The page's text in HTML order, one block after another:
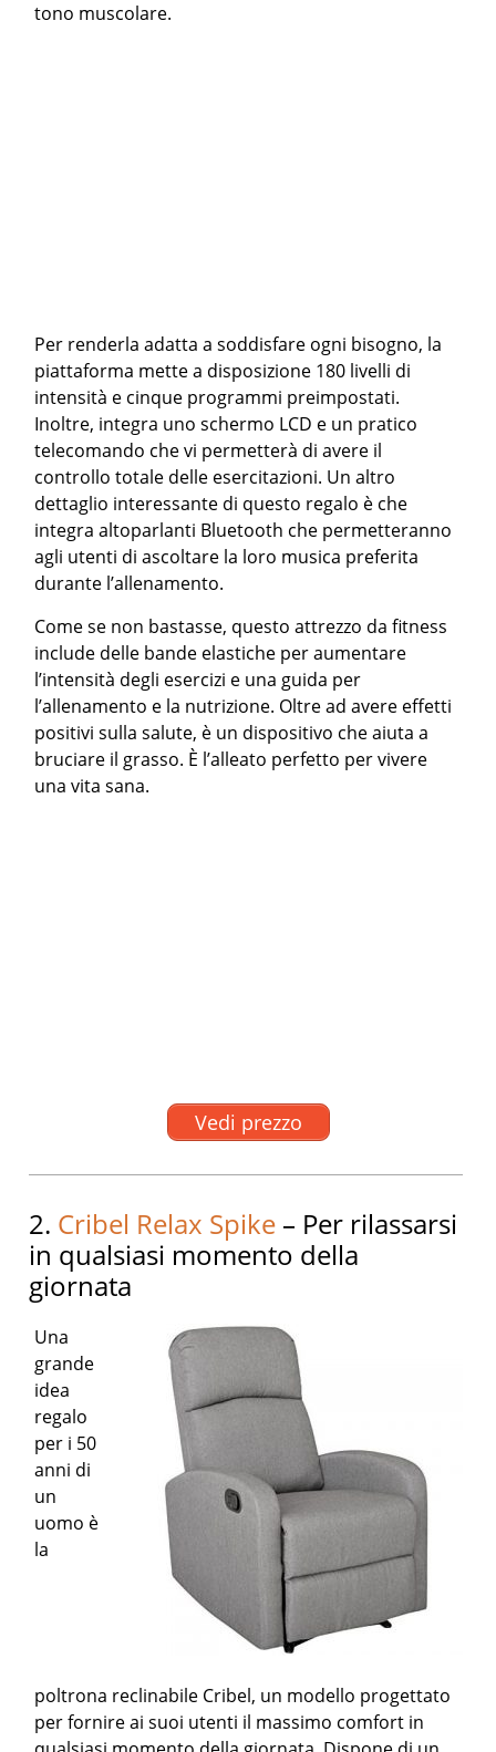
tono muscolare.
Per renderla adatta a soddisfare ogni bisogno, la
piattaforma mette a disposizione 180 livelli di
intensità e cinque programmi preimpostati.
Inoltre, integra uno schermo LCD e un pratico
telecomando che vi permetterà di avere il
controllo totale delle esercitazioni. Un altro
dettaglio interessante di questo regalo è che
integra altoparlanti Bluetooth che permetteranno
agli utenti di ascoltare la loro musica preferita
durante l’allenamento.
Come se non bastasse, questo attrezzo da fitness
include delle bande elastiche per aumentare
l’intensità degli esercizi e una guida per
l’allenamento e la nutrizione. Oltre ad avere effetti
positivi sulla salute, è un dispositivo che aiuta a
bruciare il grasso. È l’alleato perfetto per vivere
una vita sana.
Vedi prezzo
2. Cribel Relax Spike – Per rilassarsi
in qualsiasi momento della
giornata
Una
grande
idea
regalo
per i 50
anni di
un
uomo è
la
poltrona reclinabile Cribel, un modello progettato
per fornire ai suoi utenti il massimo comfort in